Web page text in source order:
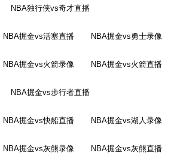
NBA独行侠vs奇才直播
NBA掘金vs活塞直播 NBA掘金vs勇士录像
NBA掘金vs火箭录像 NBA掘金vs火箭直播
NBA掘金vs步行者直播
NBA掘金vs快船直播 NBA掘金vs湖人录像
NBA掘金vs灰熊录像 NBA掘金vs灰熊直播